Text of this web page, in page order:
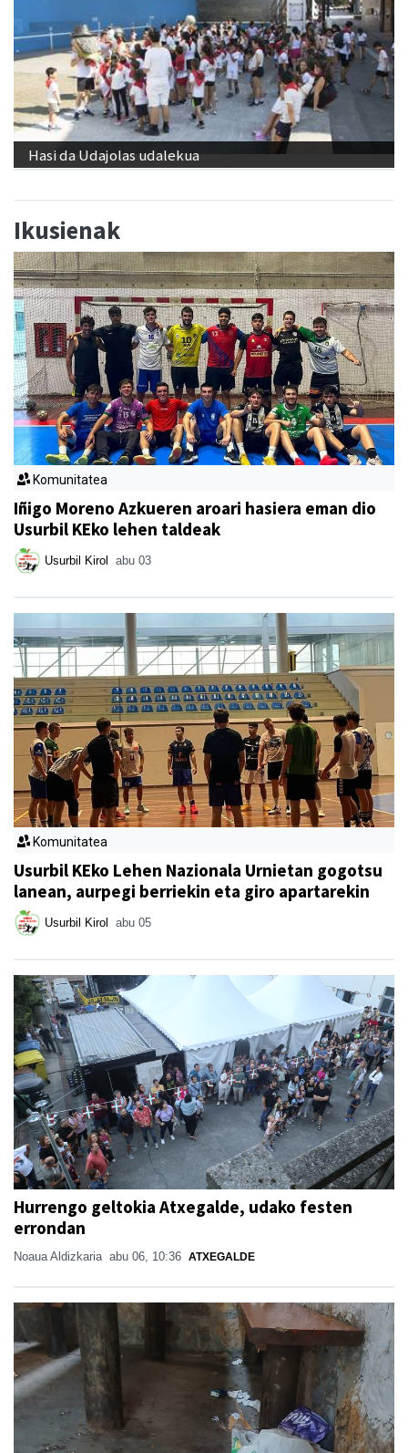
Hasi da Udajolas udalekua
Ikusienak
Komunitatea
Iñigo Moreno Azkueren aroari hasiera eman dio
Usurbil KEko lehen taldeak
Usurbil Kirol abu 03
Komunitatea
Usurbil KEko Lehen Nazionala Urnietan gogotsu
lanean, aurpegi berriekin eta giro apartarekin
Usurbil Kirol abu 05
Hurrengo geltokia Atxegalde, udako festen
errondan
Noaua Aldizkaria abu 06, 10:36 ATXEGALDE